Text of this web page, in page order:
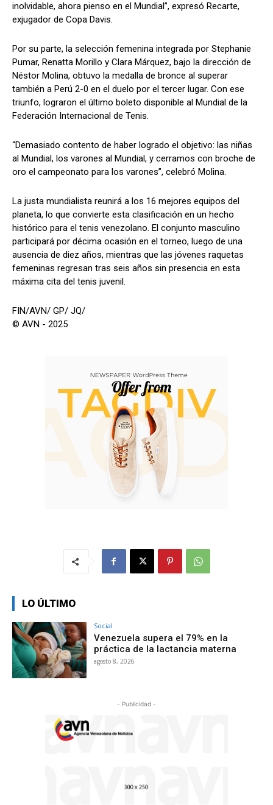
inolvidable, ahora pienso en el Mundial”, expresó Recarte,
exjugador de Copa Davis.
Por su parte, la selección femenina integrada por Stephanie
Pumar, Renatta Morillo y Clara Márquez, bajo la dirección de
Néstor Molina, obtuvo la medalla de bronce al superar
también a Perú 2-0 en el duelo por el tercer lugar. Con ese
triunfo, lograron el último boleto disponible al Mundial de la
Federación Internacional de Tenis.
“Demasiado contento de haber logrado el objetivo: las niñas
al Mundial, los varones al Mundial, y cerramos con broche de
oro el campeonato para los varones”, celebró Molina.
La justa mundialista reunirá a los 16 mejores equipos del
planeta, lo que convierte esta clasificación en un hecho
histórico para el tenis venezolano. El conjunto masculino
participará por décima ocasión en el torneo, luego de una
ausencia de diez años, mientras que las jóvenes raquetas
femeninas regresan tras seis años sin presencia en esta
máxima cita del tenis juvenil.
FIN/AVN/ GP/ JQ/
© AVN - 2025
LO ÚLTIMO
Social
Venezuela supera el 79% en la
práctica de la lactancia materna
agosto 8, 2026
- Publicidad -